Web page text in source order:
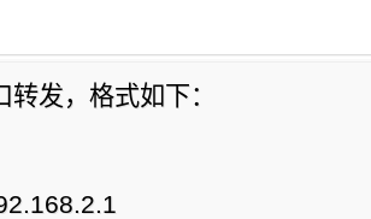
转发，格式如下：